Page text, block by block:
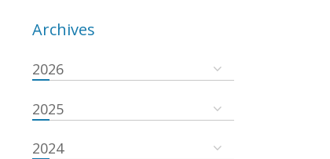
Archives
2026
2025
2024